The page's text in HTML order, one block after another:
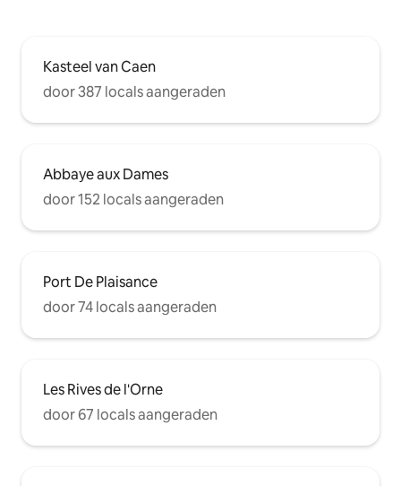
Kasteel van Caen
door 387 locals aangeraden
Abbaye aux Dames
door 152 locals aangeraden
Port De Plaisance
door 74 locals aangeraden
Les Rives de l'Orne
door 67 locals aangeraden